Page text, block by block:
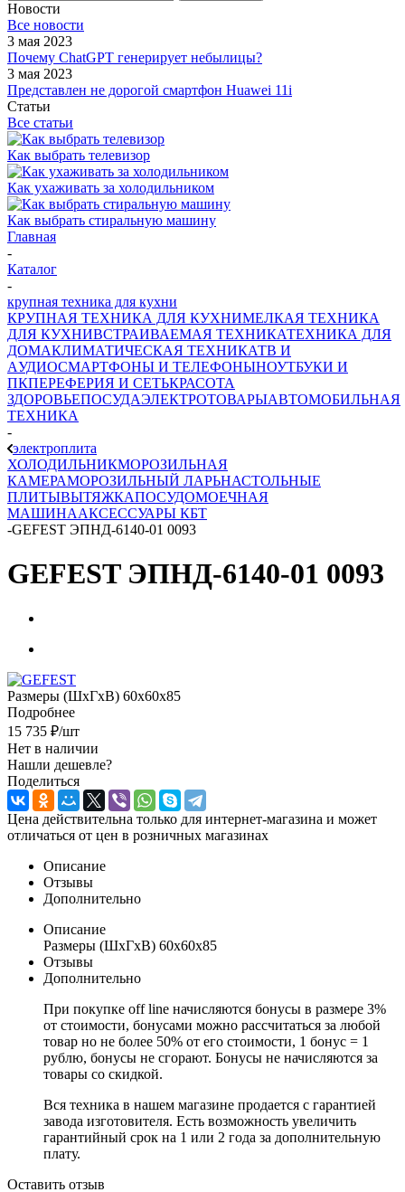
Новости
Все новости
3 мая 2023
Почему ChatGPT генерирует небылицы?
3 мая 2023
Представлен не дорогой смартфон Huawei 11i
Статьи
Все статьи
Как выбрать телевизор
Как ухаживать за холодильником
Как выбрать стиральную машину
Главная
-
Каталог
-
крупная техника для кухни
КРУПНАЯ ТЕХНИКА ДЛЯ КУХНИМЕЛКАЯ ТЕХНИКА
ДЛЯ КУХНИВСТРАИВАЕМАЯ ТЕХНИКАТЕХНИКА ДЛЯ
ДОМАКЛИМАТИЧЕСКАЯ ТЕХНИКАТВ И
AУДИОСМАРТФОНЫ И ТЕЛЕФОНЫНОУТБУКИ И
ПКПЕРЕФЕРИЯ И СЕТЬКРАСОТА
ЗДОРОВЬЕПОСУДАЭЛЕКТРОТОВАРЫАВТОМОБИЛЬНАЯ
ТЕХНИКА
-
электроплита
ХОЛОДИЛЬНИКМОРОЗИЛЬНАЯ
КАМЕРАМОРОЗИЛЬНЫЙ ЛАРЬНАСТОЛЬНЫЕ
ПЛИТЫВЫТЯЖКАПОСУДОМОЕЧНАЯ
МАШИНААКСЕССУАРЫ КБТ
-GEFEST ЭПНД-6140-01 0093
GEFEST ЭПНД-6140-01 0093
Размеры (ШхГхВ) 60x60x85
Подробнее
15 735 ₽/шт
Нет в наличии
Нашли дешевле?
Поделиться
Цена действительна только для интернет-магазина и может
отличаться от цен в розничных магазинах
Описание
Отзывы
Дополнительно
Описание
Размеры (ШхГхВ) 60x60x85
Отзывы
Дополнительно
При покупке off line начисляются бонусы в размере 3%
от стоимости, бонусами можно рассчитаться за любой
товар но не более 50% от его стоимости, 1 бонус = 1
рублю, бонусы не сгорают. Бонусы не начисляются за
товары со скидкой.
Вся техника в нашем магазине продается с гарантией
завода изготовителя. Есть возможность увеличить
гарантийный срок на 1 или 2 года за дополнительную
плату.
Оставить отзыв